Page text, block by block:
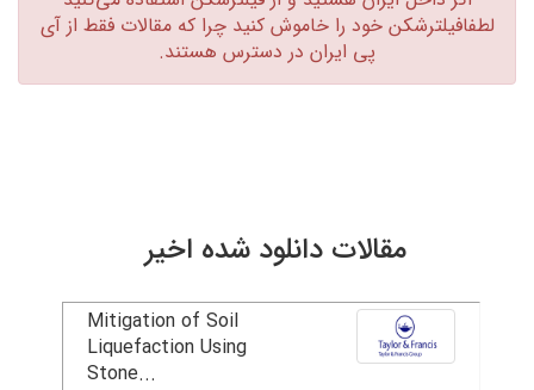
لطفافیلترشکن خود را خاموش کنید چرا که مقالات فقط از آی
پی ایران در دسترس هستند.‏
مقالات دانلود شده اخیر
Mitigation of Soil
Liquefaction Using
Stone...